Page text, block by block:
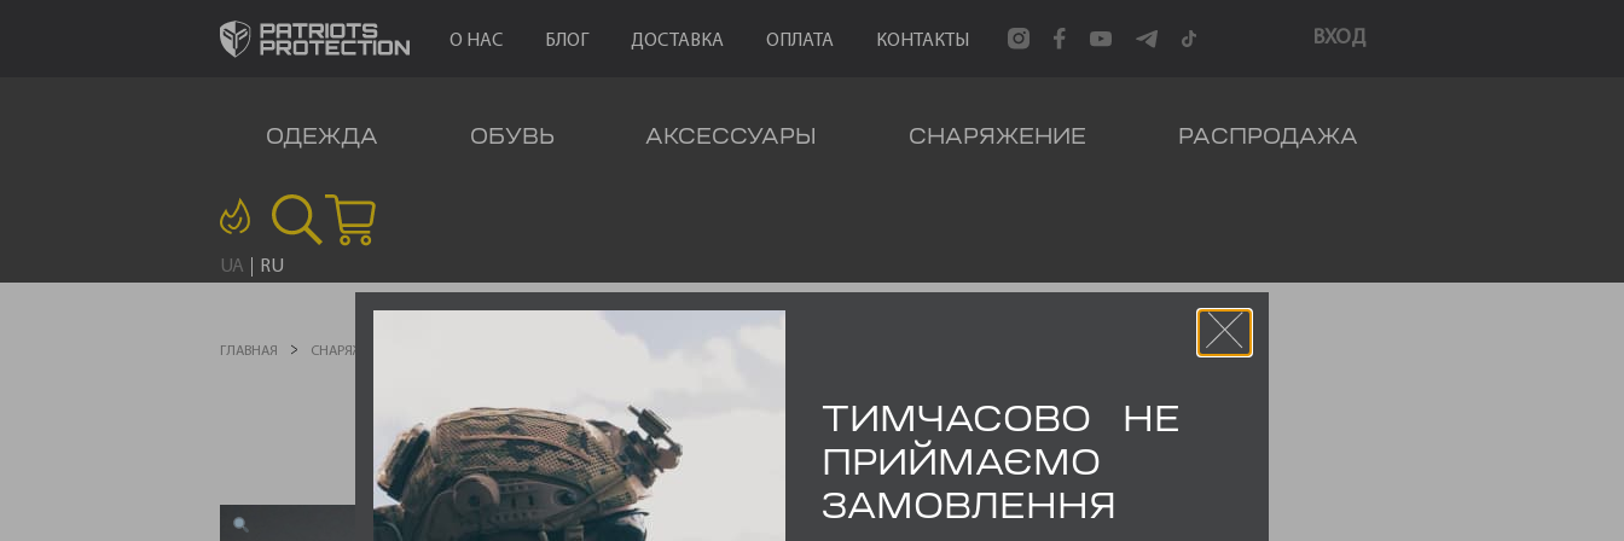
О НАС БЛОГ ДОСТАВКА ОПЛАТА КОНТАКТЫ ВХОД
ОДЕЖДА ОБУВЬ АКСЕССУАРЫ СНАРЯЖЕНИЕ РАСПРОДАЖА
UA RU
ГЛАВНАЯ СНАРЯЖЕНИЕ
РЮКЗАК ОЛИВА 25 Л.
ТИМЧАСОВО НЕ
ПРИЙМАЄМО
ЗАМОВЛЕННЯ